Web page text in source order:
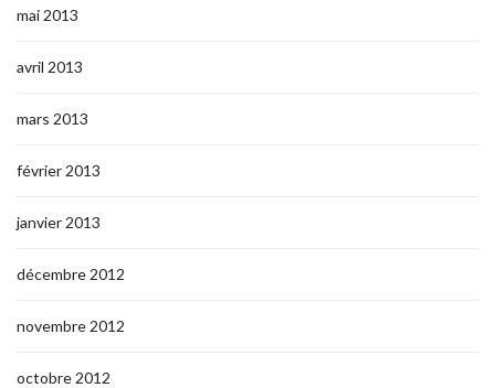
mai 2013
avril 2013
mars 2013
février 2013
janvier 2013
décembre 2012
novembre 2012
octobre 2012